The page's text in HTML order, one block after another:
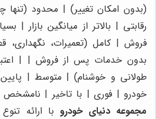
(بدون امکان تغییر) | محدود
رقابتی | بالاتر از میانگین بازار |
فروش | کامل (تعمیرات،
بدون خدمات پس از فروش | |
طولانی و خوشنام) | متوسط |
خودرو | فوری | با تاخیر | نامشخص
مجموعه دنیای خودرو با ارائه